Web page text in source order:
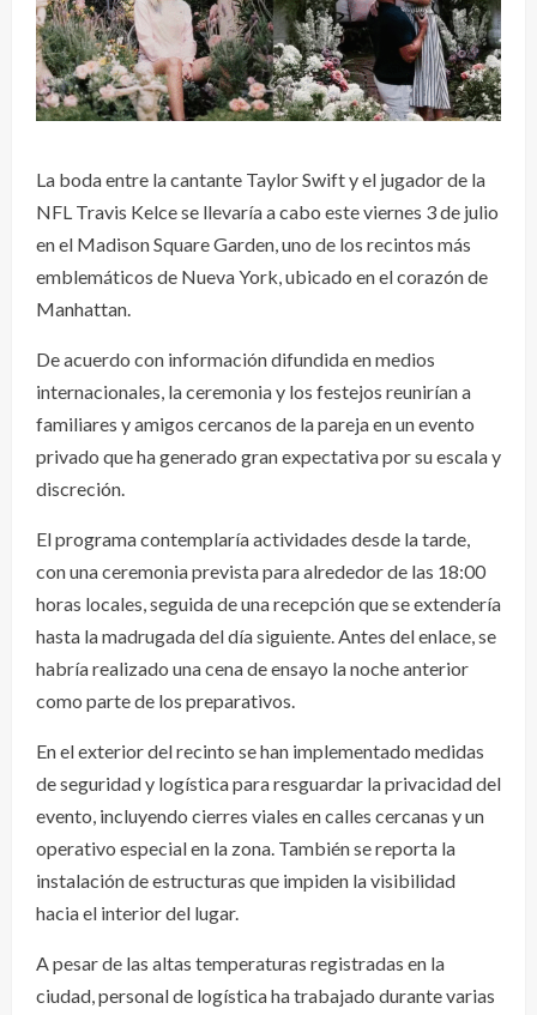
La boda entre la cantante Taylor Swift y el jugador de la
NFL Travis Kelce se llevaría a cabo este viernes 3 de julio
en el Madison Square Garden, uno de los recintos más
emblemáticos de Nueva York, ubicado en el corazón de
Manhattan.
De acuerdo con información difundida en medios
internacionales, la ceremonia y los festejos reunirían a
familiares y amigos cercanos de la pareja en un evento
privado que ha generado gran expectativa por su escala y
discreción.
El programa contemplaría actividades desde la tarde,
con una ceremonia prevista para alrededor de las 18:00
horas locales, seguida de una recepción que se extendería
hasta la madrugada del día siguiente. Antes del enlace, se
habría realizado una cena de ensayo la noche anterior
como parte de los preparativos.
En el exterior del recinto se han implementado medidas
de seguridad y logística para resguardar la privacidad del
evento, incluyendo cierres viales en calles cercanas y un
operativo especial en la zona. También se reporta la
instalación de estructuras que impiden la visibilidad
hacia el interior del lugar.
A pesar de las altas temperaturas registradas en la
ciudad, personal de logística ha trabajado durante varias